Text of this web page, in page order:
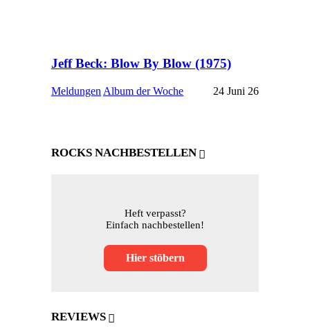
Jeff Beck: Blow By Blow (1975)
Meldungen Album der Woche 24 Juni 26
ROCKS NACHBESTELLEN
Heft verpasst?
Einfach nachbestellen!
Hier stöbern
REVIEWS